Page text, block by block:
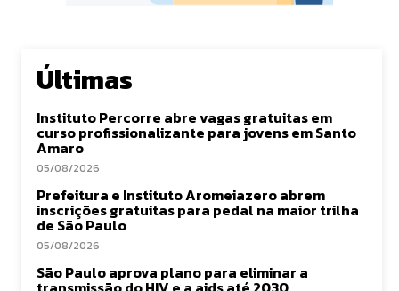
Últimas
Instituto Percorre abre vagas gratuitas em
curso profissionalizante para jovens em Santo
Amaro
05/08/2026
Prefeitura e Instituto Aromeiazero abrem
inscrições gratuitas para pedal na maior trilha
de São Paulo
05/08/2026
São Paulo aprova plano para eliminar a